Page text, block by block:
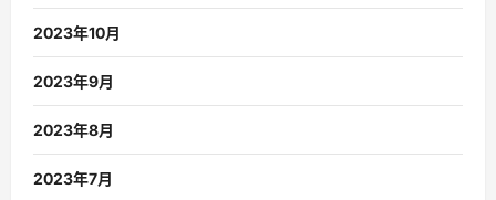
2023年10月
2023年9月
2023年8月
2023年7月